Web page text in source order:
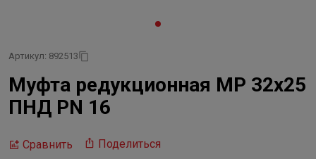
Артикул: 892513
Муфта редукционная МР 32х25
ПНД PN 16
Сравнить Поделиться